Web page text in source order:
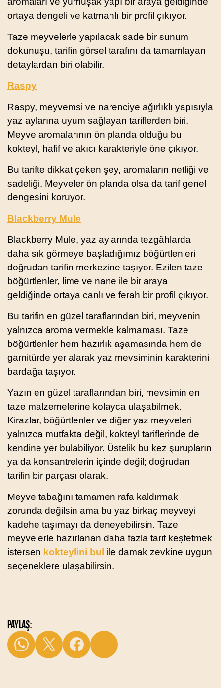
ortaya dengeli ve katmanlı bir profil çıkıyor.
Taze meyvelerle yapılacak sade bir sunum
dokunuşu, tarifin görsel tarafını da tamamlayan
detaylardan biri olabilir.
Raspy
Raspy, meyvemsi ve narenciye ağırlıklı yapısıyla
yaz aylarına uyum sağlayan tariflerden biri.
Meyve aromalarının ön planda olduğu bu
kokteyl, hafif ve akıcı karakteriyle öne çıkıyor.
Bu tarifte dikkat çeken şey, aromaların netliği ve
sadeliği. Meyveler ön planda olsa da tarif genel
dengesini koruyor.
Blackberry Mule
Blackberry Mule, yaz aylarında tezgâhlarda
daha sık görmeye başladığımız böğürtlenleri
doğrudan tarifin merkezine taşıyor. Ezilen taze
böğürtlenler, lime ve nane ile bir araya
geldiğinde ortaya canlı ve ferah bir profil çıkıyor.
Bu tarifin en güzel taraflarından biri, meyvenin
yalnızca aroma vermekle kalmaması. Taze
böğürtlenler hem hazırlık aşamasında hem de
garnitürde yer alarak yaz mevsiminin karakterini
bardağa taşıyor.
Yazın en güzel taraflarından biri, mevsimin en
taze malzemelerine kolayca ulaşabilmek.
Kirazlar, böğürtlenler ve diğer yaz meyveleri
yalnızca mutfakta değil, kokteyl tariflerinde de
kendine yer bulabiliyor. Üstelik bu kez şurupların
ya da konsantrelerin içinde değil; doğrudan
tarifin bir parçası olarak.
Meyve tabağını tamamen rafa kaldırmak
zorunda değilsin ama bu yaz birkaç meyveyi
kadehe taşımayı da deneyebilirsin. Taze
meyvelerle hazırlanan daha fazla tarif keşfetmek
istersen kokteylini bul ile damak zevkine uygun
seçeneklere ulaşabilirsin.
PAYLAŞ: